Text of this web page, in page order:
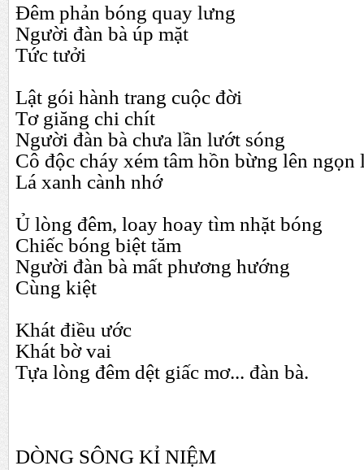
Đêm phản bóng quay lưng
Người đàn bà úp mặt
Tức tưởi
Lật gói hành trang cuộc đời
Tơ giăng chi chít
Người đàn bà chưa lần lướt sóng
Cô độc cháy xém tâm hồn bừng lên ngọn
Lá xanh cành nhớ
Ủ lòng đêm, loay hoay tìm nhặt bóng
Chiếc bóng biệt tăm
Người đàn bà mất phương hướng
Cùng kiệt
Khát điều ước
Khát bờ vai
Tựa lòng đêm dệt giấc mơ... đàn bà.
DÒNG SÔNG KỈ NIỆM